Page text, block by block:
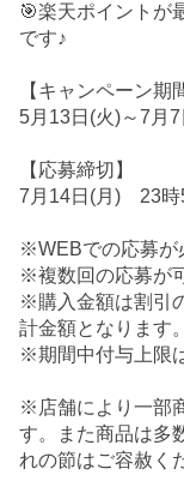
🎯楽天ポイントが
です♪
【キャンペーン期
5月13日(火)～7月
【応募締切】
7月14日(月) 23時
※WEBでの応募が
※複数回の応募が
※購入金額は割引
計金額となります。
※期間中付与上限
※店舗により一部
す。また商品は多
れの節はご容赦く